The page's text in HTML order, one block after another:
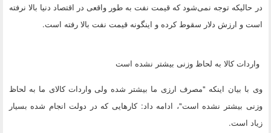
در حالیکه توجه نمی‌شود که قیمت نفت به طور واقعی در اقتصاد دنیا بالا نرفته
است و ارزش دلار سقوط کرده و اینگونه قیمت نفت بالا رفته است.
واردات کالا به لحاظ وزنی بیشتر نشده است
وی با بیان اینکه "مصرف ارزی ما بیشتر شده ولی واردات کالای ما به لحاظ
وزنی بیشتر نشده است"، ادامه داد: کارهایی که در دولت انجام شده بسیار
زیاد است.